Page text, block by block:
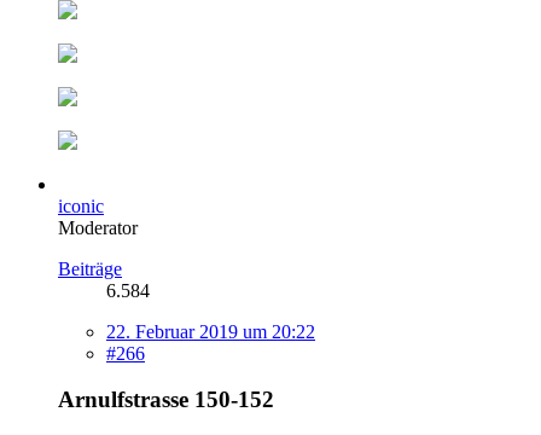
iconic
Moderator
Beiträge
6.584
22. Februar 2019 um 20:22
#266
Arnulfstrasse 150-152